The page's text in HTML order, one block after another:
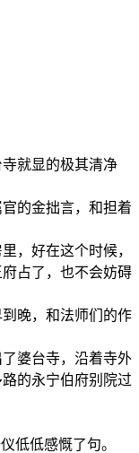
就显的极其清净
的金拙言，和担着
，好在这个时候，
占了，也不会妨碍
晚，和法师们的作
婆台寺，沿着寺外
的永宁伯府别院过
低低感慨了句。